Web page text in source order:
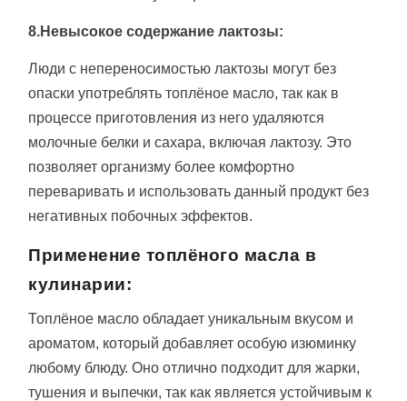
8.Невысокое содержание лактозы:
Люди с непереносимостью лактозы могут без
опаски употреблять топлёное масло, так как в
процессе приготовления из него удаляются
молочные белки и сахара, включая лактозу. Это
позволяет организму более комфортно
переваривать и использовать данный продукт без
негативных побочных эффектов.
Применение топлёного масла в
кулинарии:
Топлёное масло обладает уникальным вкусом и
ароматом, который добавляет особую изюминку
любому блюду. Оно отлично подходит для жарки,
тушения и выпечки, так как является устойчивым к